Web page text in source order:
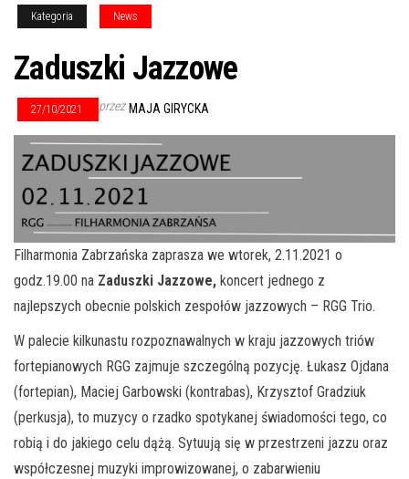
Kategoria News
Zaduszki Jazzowe
27/10/2021 przez MAJA GIRYCKA
Filharmonia Zabrzańska zaprasza we wtorek, 2.11.2021 o
godz.19.00 na Zaduszki Jazzowe, koncert jednego z
najlepszych obecnie polskich zespołów jazzowych – RGG Trio.
W palecie kilkunastu rozpoznawalnych w kraju jazzowych triów
fortepianowych RGG zajmuje szczególną pozycję. Łukasz Ojdana
(fortepian), Maciej Garbowski (kontrabas), Krzysztof Gradziuk
(perkusja), to muzycy o rzadko spotykanej świadomości tego, co
robią i do jakiego celu dążą. Sytuują się w przestrzeni jazzu oraz
współczesnej muzyki improwizowanej, o zabarwieniu